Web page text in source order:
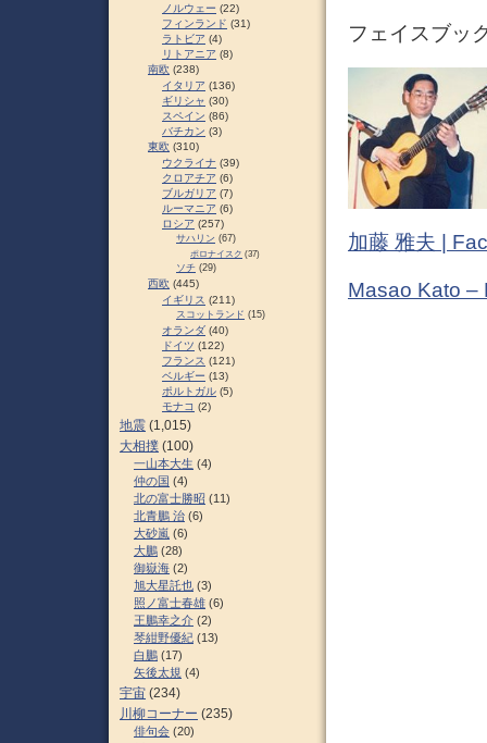
フェイスブッ
加藤 雅夫 |
Masao Kato –
ノルウェー (22)
フィンランド (31)
ラトビア (4)
リトアニア (8)
南欧 (238)
イタリア (136)
ギリシャ (30)
スペイン (86)
バチカン (3)
東欧 (310)
ウクライナ (39)
クロアチア (6)
ブルガリア (7)
ルーマニア (6)
ロシア (257)
サハリン (67)
ポロナイスク (37)
ソチ (29)
西欧 (445)
イギリス (211)
スコットランド (15)
オランダ (40)
ドイツ (122)
フランス (121)
ベルギー (13)
ポルトガル (5)
モナコ (2)
地震 (1,015)
大相撲 (100)
一山本大生 (4)
仲の国 (4)
北の富士勝昭 (11)
北青鵬 治 (6)
大砂嵐 (6)
大鵬 (28)
御嶽海 (2)
旭大星託也 (3)
照ノ富士春雄 (6)
王鵬幸之介 (2)
琴紺野優紀 (13)
白鵬 (17)
矢後太規 (4)
宇宙 (234)
川柳コーナー (235)
俳句会 (20)